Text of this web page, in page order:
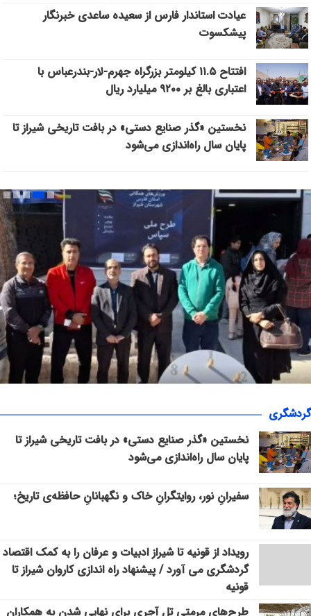
عیادت استاندار فارس از سعیده ساعدی خبرنگار
پیشکسوت
افتتاح ۱۱.۵ کیلومتر بزرگراه جهرم-لار-بندرعباس با
اعتباری بالغ بر ۹۲۰۰ میلیارد ریال
نخستین «گذر صنایع دستی» در بافت تاریخی شیراز تا
پایان سال راه‌اندازی می‌شود
اجتماعی با حضور ۳۰۰ شهروند
گردشگری
نخستین «گذر صنایع دستی» در بافت تاریخی شیراز تا
پایان سال راه‌اندازی می‌شود
سفیرانِ نور، روایتگرانِ خاک و نگهبانانِ حافظه‌ی تاریخ؛
رویداد از قونیه تا شیراز ادبیات و عرفان را به کمک اقتصاد
گردشگری می آورد / پیشنهاد راه اندازی کاروان شیراز تا
قونیه
طرح‌های مرمتی تل آجری برای نهایی شدن به همکاران